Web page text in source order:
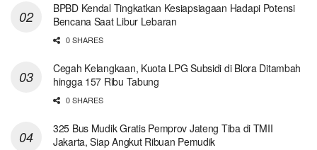
BPBD Kendal Tingkatkan Kesiapsiagaan Hadapi Potensi
Bencana Saat Libur Lebaran
0 SHARES
Cegah Kelangkaan, Kuota LPG Subsidi di Blora Ditambah
hingga 157 Ribu Tabung
0 SHARES
325 Bus Mudik Gratis Pemprov Jateng Tiba di TMII
Jakarta, Siap Angkut Ribuan Pemudik